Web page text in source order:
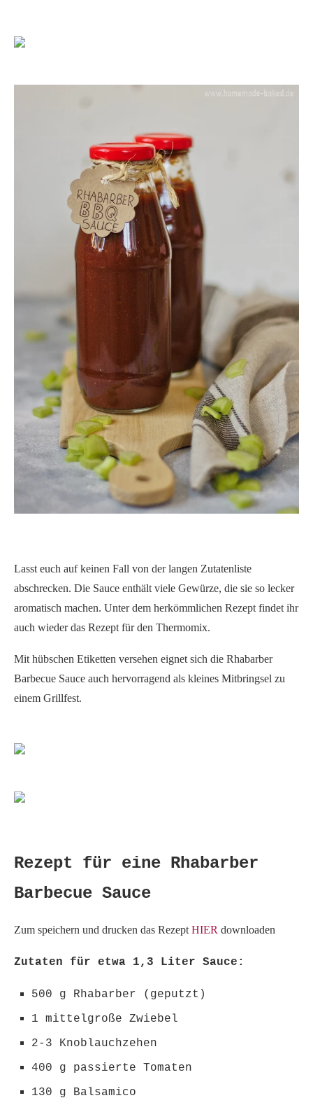
Lasst euch auf keinen Fall von der langen Zutatenliste
abschrecken. Die Sauce enthält viele Gewürze, die sie so lecker
aromatisch machen. Unter dem herkömmlichen Rezept findet ihr
auch wieder das Rezept für den Thermomix.
Mit hübschen Etiketten versehen eignet sich die Rhabarber
Barbecue Sauce auch hervorragend als kleines Mitbringsel zu
einem Grillfest.
Rezept für eine Rhabarber
Barbecue Sauce
Zum speichern und drucken das Rezept HIER downloaden
Zutaten für etwa 1,3 Liter Sauce:
500 g Rhabarber (geputzt)
1 mittelgroße Zwiebel
2-3 Knoblauchzehen
400 g passierte Tomaten
130 g Balsamico